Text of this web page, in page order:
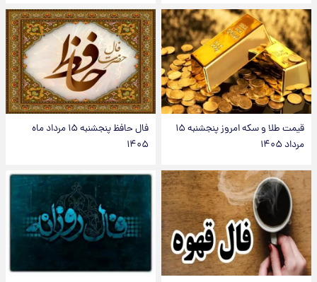
قیمت طلا و سکه امروز پنجشنبه ۱۵
مرداد ۱۴۰۵
فال حافظ پنجشنبه ۱۵ مرداد ماه
۱۴۰۵